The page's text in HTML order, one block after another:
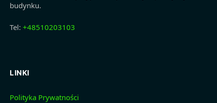
budynku.
Tel: +48510203103
LINKI
Polityka Prywatności